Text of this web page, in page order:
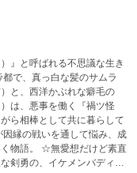
』と呼ばれる不思議な生き
で、真っ白な髪のサムラ
と、西洋かぶれな癖毛の
は、悪事を働く『禍ツ怪
ら相棒として共に暮らして
縁の戦いを通して悩み、成
だけど素直
剣勇の、イケメンバディに